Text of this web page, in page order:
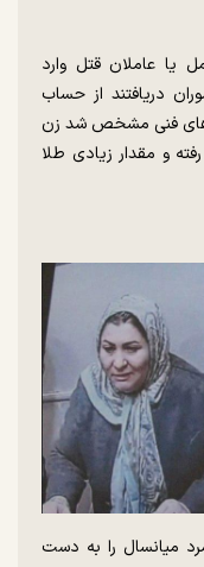
یا عاملان قتل وارد
دریافتند از حساب
فنی مشخص شد زن
و مقدار زیادی طلا
میانسال را به دست